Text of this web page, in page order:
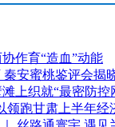
作育“造血”动能
秦安蜜桃鉴评会揭
上织就“最密防控
领跑甘肃上半年经